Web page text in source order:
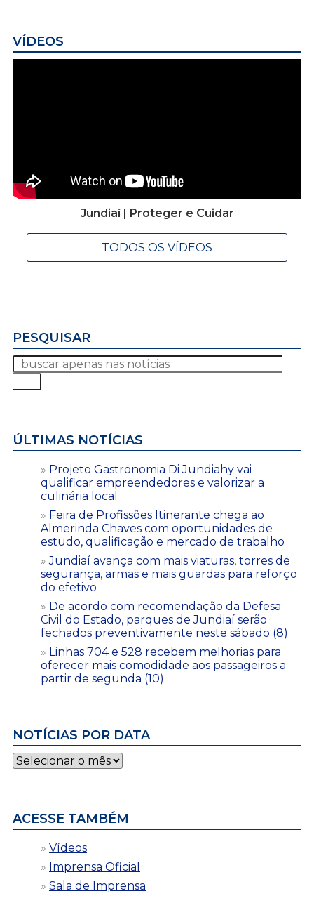
VÍDEOS
Jundiaí | Proteger e Cuidar
TODOS OS VÍDEOS
PESQUISAR
ÚLTIMAS NOTÍCIAS
Projeto Gastronomia Di Jundiahy vai
qualificar empreendedores e valorizar a
culinária local
Feira de Profissões Itinerante chega ao
Almerinda Chaves com oportunidades de
estudo, qualificação e mercado de trabalho
Jundiaí avança com mais viaturas, torres de
segurança, armas e mais guardas para reforço
do efetivo
De acordo com recomendação da Defesa
Civil do Estado, parques de Jundiaí serão
fechados preventivamente neste sábado (8)
Linhas 704 e 528 recebem melhorias para
oferecer mais comodidade aos passageiros a
partir de segunda (10)
NOTÍCIAS POR DATA
Notícias
por
ACESSE TAMBÉM
Vídeos
Imprensa Oficial
Sala de Imprensa